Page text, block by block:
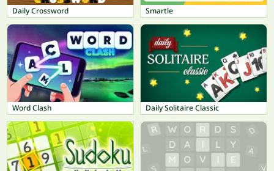
Daily Crossword Smartle
Word Clash Daily Solitaire Classic